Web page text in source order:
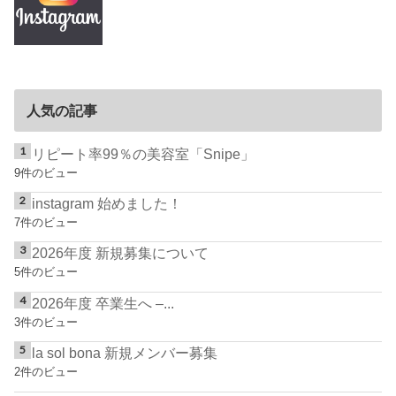
人気の記事
リピート率99％の美容室「Snipe」
9件のビュー
instagram 始めました！
7件のビュー
2026年度 新規募集について
5件のビュー
2026年度 卒業生へ –...
3件のビュー
la sol bona 新規メンバー募集
2件のビュー